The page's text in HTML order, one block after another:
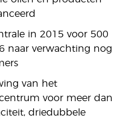
in 2015 voor 500
naar verwachting nog
van het
voor meer dan
driedubbele